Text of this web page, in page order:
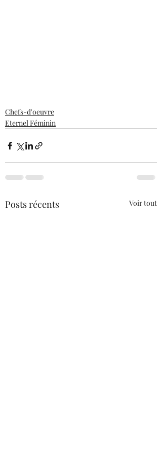
Chefs-d'oeuvre
Eternel Féminin
Posts récents Voir tout